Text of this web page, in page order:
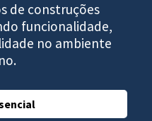
de construções
funcionalidade,
no ambiente